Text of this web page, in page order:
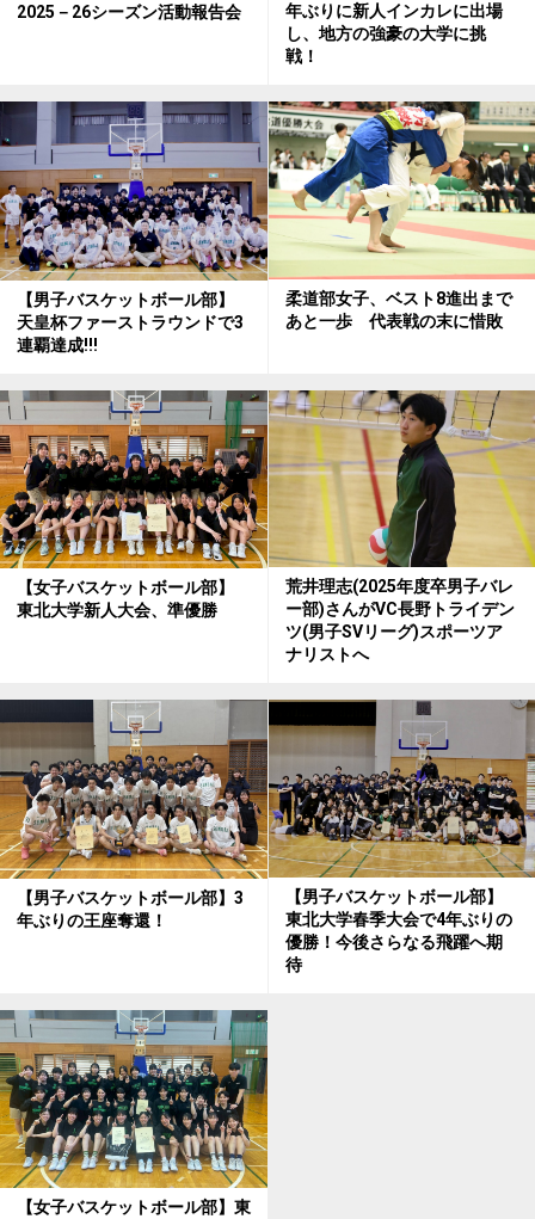
2025－26シーズン活動報告会
年ぶりに新人インカレに出場
し、地方の強豪の大学に挑
戦！
【男子バスケットボール部】
天皇杯ファーストラウンドで3
連覇達成!!!
柔道部女子、ベスト8進出まで
あと一歩 代表戦の末に惜敗
【女子バスケットボール部】
東北大学新人大会、準優勝
荒井理志(2025年度卒男子バレ
ー部)さんがVC長野トライデン
ツ(男子SVリーグ)スポーツア
ナリストへ
【男子バスケットボール部】3
年ぶりの王座奪還！
【男子バスケットボール部】
東北大学春季大会で4年ぶりの
優勝！今後さらなる飛躍へ期
待
【女子バスケットボール部】東